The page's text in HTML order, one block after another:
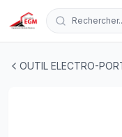
OUTIL ELECTRO-